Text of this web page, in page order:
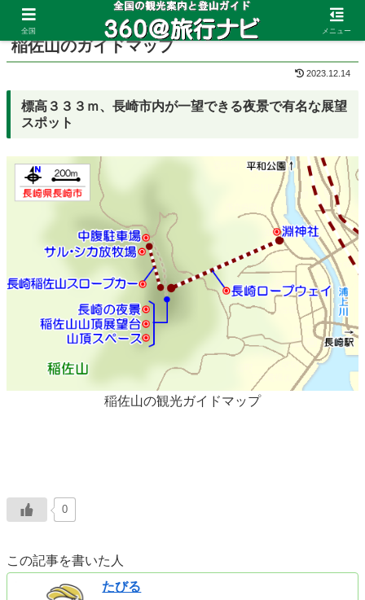
ホーム 長崎県 稲佐山
稲佐山のガイドマップ
2023.12.14
標高３３３ｍ、長崎市内が一望できる夜景で有名な展望
スポット
稲佐山の観光ガイドマップ
0
この記事を書いた人
たびる
全国 メニュー